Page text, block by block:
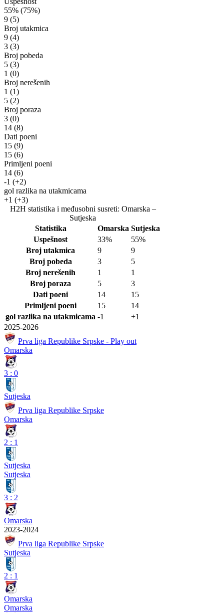
55% (75%)
9 (5)
Broj utakmica
9 (4)
3 (3)
Broj pobeda
5 (3)
1 (0)
Broj nerešenih
1 (1)
5 (2)
Broj poraza
3 (0)
14 (8)
Dati poeni
15 (9)
15 (6)
Primljeni poeni
14 (6)
-1 (+2)
gol razlika na utakmicama
+1 (+3)
H2H statistika i međusobni susreti: Omarska –
Sutjeska
Statistika
Omarska Sutjeska
Uspešnost
33%
55%
Broj utakmica
9
9
Broj pobeda
3
5
Broj nerešenih
1
1
Broj poraza
5
3
Dati poeni
14
15
Primljeni poeni
15
14
gol razlika na utakmicama -1
+1
2025-2026
Prva liga Republike Srpske - Play out
Omarska
3 : 0
Sutjeska
Prva liga Republike Srpske
Omarska
2 : 1
Sutjeska
Sutjeska
3 : 2
Omarska
2023-2024
Prva liga Republike Srpske
Sutjeska
2 : 1
Omarska
Omarska